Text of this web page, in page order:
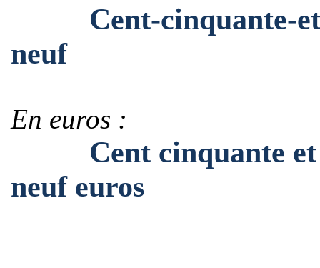
Cent-cinquante-et-
neuf
En euros :
Cent cinquante et
neuf euros